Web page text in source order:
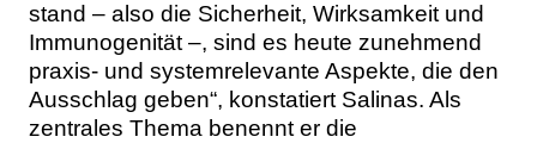
stand – also die Sicherheit, Wirksamkeit und
Immunogenität –, sind es heute zunehmend
praxis- und systemrelevante Aspekte, die den
Ausschlag geben“, konstatiert Salinas. Als
zentrales Thema benennt er die